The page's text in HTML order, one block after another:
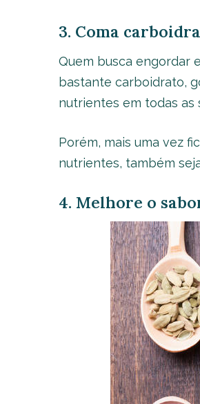
3. Coma
Quem busca engordar
bastante carboidrato,
nutrientes em todas as
Porém, mais uma vez
nutrientes, também
4. Melhore o